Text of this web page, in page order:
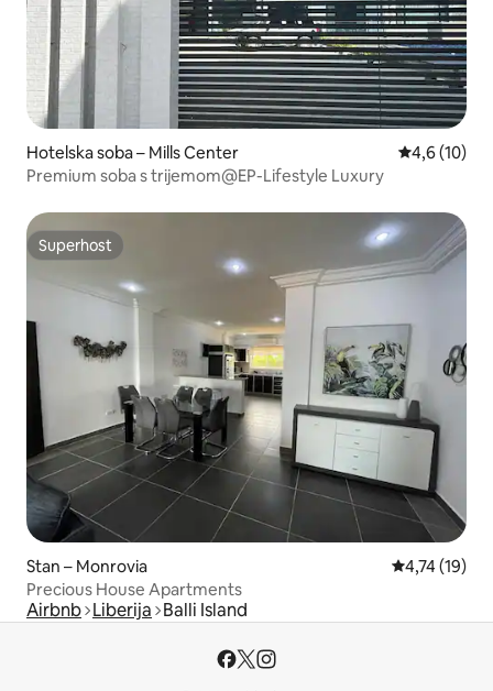
Hotelska soba – Mills Center Prosječna
4,6 (10)
Premium soba s trijemom@EP-Lifestyle Luxury
Superhost
Superhost
Stan – Monrovia Prosječna
4,74 (19)
Precious House Apartments
Airbnb Liberija Balli Island